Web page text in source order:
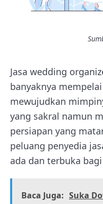
Jasa wedding
banyaknya
mewujudkan
yang sakral namun
persiapan yang
peluang penyedia
ada dan terbuka
Baca Juga: Suka